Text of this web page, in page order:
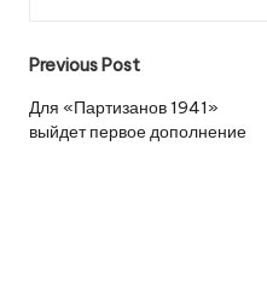
Post
navigation
Previous Post
​​Для «Партизанов 1941»
выйдет первое дополнение